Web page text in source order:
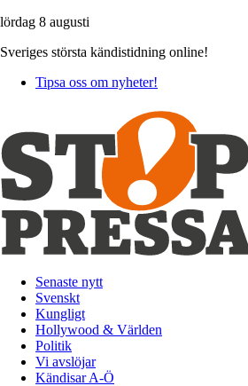
lördag 8 augusti
Sveriges största kändistidning online!
Tipsa oss om nyheter!
Senaste nytt
Svenskt
Kungligt
Hollywood & Världen
Politik
Vi avslöjar
Kändisar A-Ö